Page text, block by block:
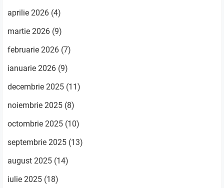
aprilie 2026 (4)
martie 2026 (9)
februarie 2026 (7)
ianuarie 2026 (9)
decembrie 2025 (11)
noiembrie 2025 (8)
octombrie 2025 (10)
septembrie 2025 (13)
august 2025 (14)
iulie 2025 (18)